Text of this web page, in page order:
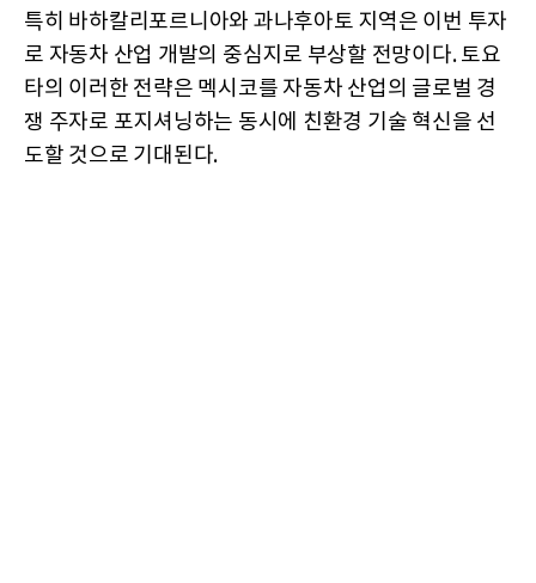
특히 바하칼리포르니아와 과나후아토 지역은 이번 투자
로 자동차 산업 개발의 중심지로 부상할 전망이다. 토요
타의 이러한 전략은 멕시코를 자동차 산업의 글로벌 경
쟁 주자로 포지셔닝하는 동시에 친환경 기술 혁신을 선
도할 것으로 기대된다.